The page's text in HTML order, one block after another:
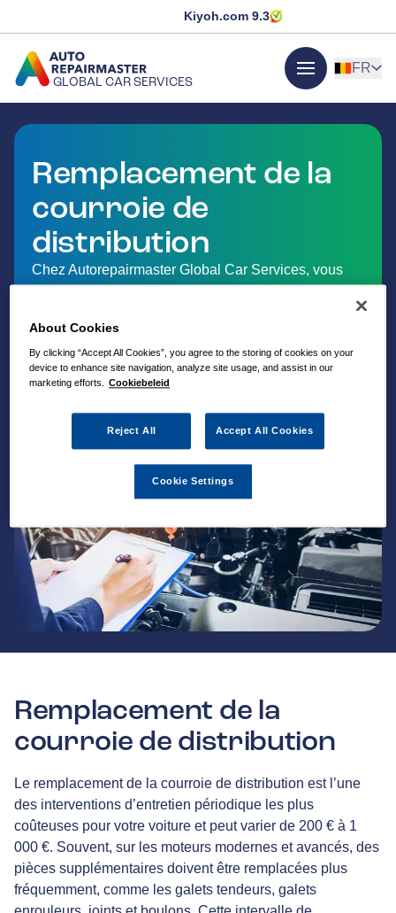
Kiyoh.com 9.3
GLOBAL CAR SERVICES menu
FR
Remplacement de la
courroie de
distribution
Chez Autorepairmaster Global Car Services, vous
Remplacement de la
courroie de distribution
Le remplacement de la courroie de distribution est l’une
des interventions d’entretien périodique les plus
coûteuses pour votre voiture et peut varier de 200 € à 1
000 €. Souvent, sur les moteurs modernes et avancés, des
pièces supplémentaires doivent être remplacées plus
fréquemment, comme les galets tendeurs, galets
About Cookies
By clicking “Accept All Cookies”, you agree to the storing of cookies on your
device to enhance site navigation, analyze site usage, and assist in our
marketing efforts. Cookiebeleid
Reject All Accept All Cookies
Cookie Settings